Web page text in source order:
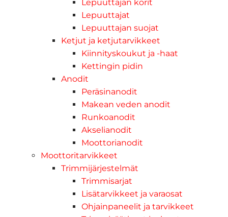
Lepuuttajan korit
Lepuuttajat
Lepuuttajan suojat
Ketjut ja ketjutarvikkeet
Kiinnityskoukut ja -haat
Kettingin pidin
Anodit
Peräsinanodit
Makean veden anodit
Runkoanodit
Akselianodit
Moottorianodit
Moottoritarvikkeet
Trimmijärjestelmät
Trimmisarjat
Lisätarvikkeet ja varaosat
Ohjainpaneelit ja tarvikkeet